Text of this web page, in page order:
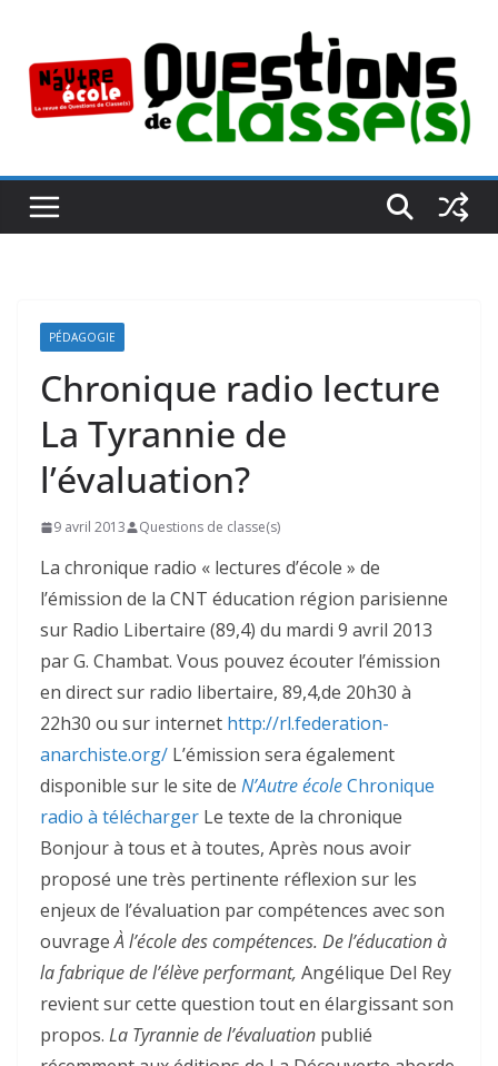
contenu
PÉDAGOGIE
Chronique radio lecture
La Tyrannie de
l’évaluation?
9 avril 2013 Questions de classe(s)
La chronique radio « lectures d’école » de
l’émission de la CNT éducation région parisienne
sur Radio Libertaire (89,4) du mardi 9 avril 2013
par G. Chambat. Vous pouvez écouter l’émission
en direct sur radio libertaire, 89,4,de 20h30 à
22h30 ou sur internet http://rl.federation-
anarchiste.org/ L’émission sera également
disponible sur le site de N’Autre écoleChronique
radio à télécharger Le texte de la chronique
Bonjour à tous et à toutes, Après nous avoir
proposé une très pertinente réflexion sur les
enjeux de l’évaluation par compétences avec son
ouvrageÀ l’école des compétences. De l’éducation à
la fabrique de l’élève performant, Angélique Del Rey
revient sur cette question tout en élargissant son
propos. La Tyrannie de l’évaluation publié